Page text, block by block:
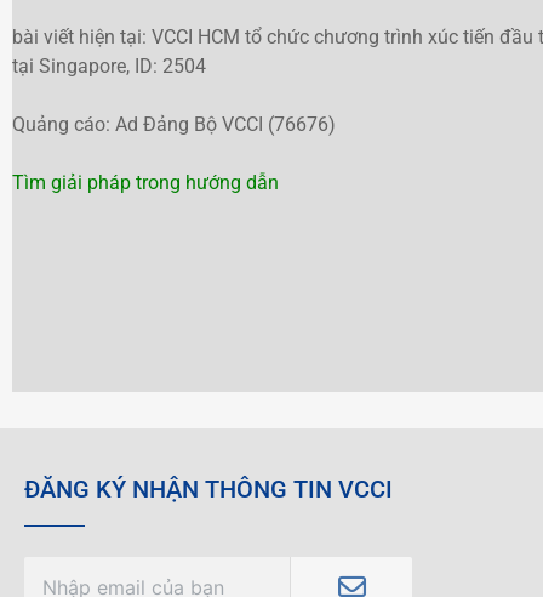
bài viết hiện tại: VCCI HCM tổ chức chương trình xúc tiến
tại Singapore, ID: 2504
Quảng cáo: Ad Đảng Bộ VCCI (76676)
Tìm giải pháp trong hướng dẫn
ĐĂNG KÝ NHẬN THÔNG TIN VCCI